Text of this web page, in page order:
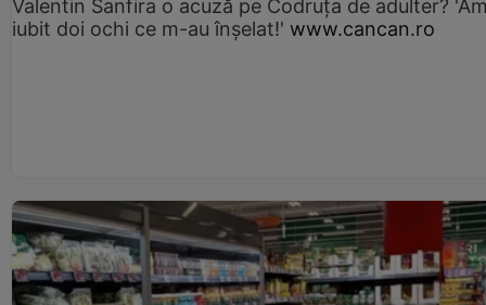
Valentin Sanfira o acuză pe Codruța de adulter?
iubit doi ochi ce m-au înșelat!' www.cancan.ro